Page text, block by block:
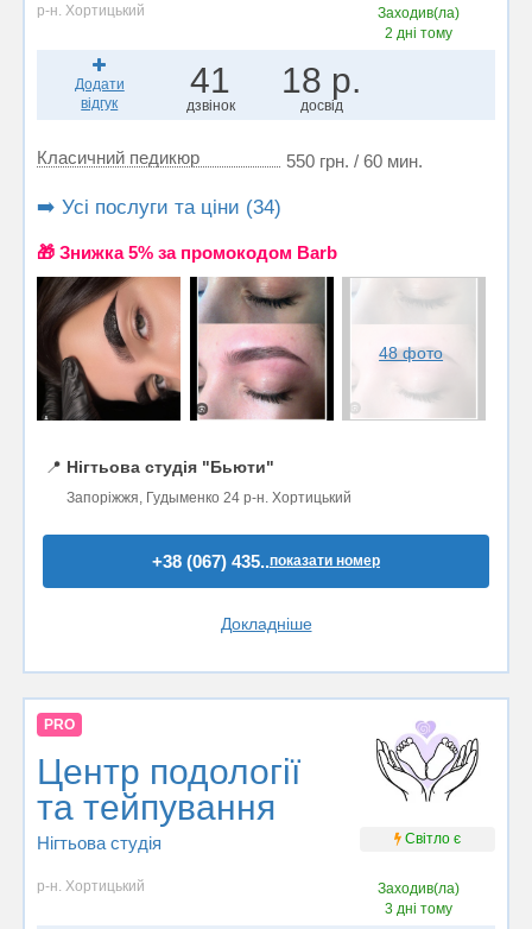
р-н. Хортицький
Заходив(ла)
2 дні тому
Додати
відгук
41
дзвінок
18 р.
досвід
Класичний педикюр 550 грн. / 60 мин.
➡️ Усі послуги та ціни (34)
🎁 Знижка 5% за промокодом Barb
48 фото
📍 Нігтьова студія "Бьюти"
Запоріжжя, Гудыменко 24 р-н. Хортицький
+38 (067) 435..показати номер
Докладніше
PRO
Центр подології
та тейпування
Нігтьова студія Світло є
р-н. Хортицький
Заходив(ла)
3 дні тому